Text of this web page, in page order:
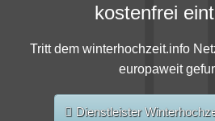
kostenfrei
Tritt dem winterhochzeit.info
europaweit
Dienstleister